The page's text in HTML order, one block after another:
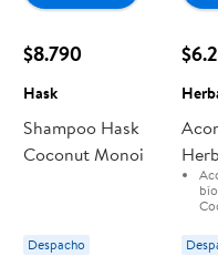
$8.790
Hask
Shampoo Hask
Coconut Monoi
Despacho